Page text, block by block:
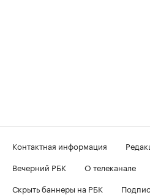
Контактная информация
Вечерний РБК
О телеканале
Скрыть баннеры на РБК